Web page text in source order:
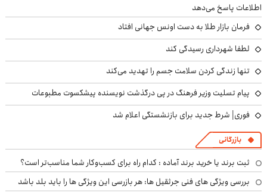
اطلاعات پاسخ می‌دهد
فرمان بازار طلا به دست اونس جهانی افتاد
لطفا شهرداری رسیدگی کند
تنها زندگی کردن سلامت جسم را تهدید می‌کند
پیام تسلیت وزیر فرهنگ در پی درگذشت نویسنده پیشکسوت مطبوعات
فوری| شرط جدید برای بازنشستگی اعلام شد
بازرگانی
ثبت برند یا خرید برند آماده : کدام راه برای کسب‌وکار شما مناسب‌تر است؟
بررسی ویژگی های فنی جرثقیل ها: هر بازرسی این ویژگی ها را باید بلد باشد